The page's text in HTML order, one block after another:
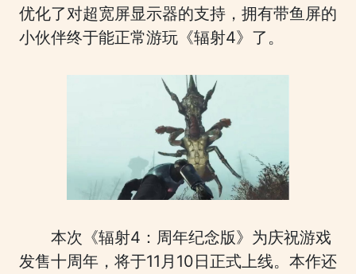
优化了对超宽屏显示器的支持，拥有带鱼屏的
小伙伴终于能正常游玩《辐射4》了。
本次《辐射4：周年纪念版》为庆祝游戏
发售十周年，将于11月10日正式上线。本作还